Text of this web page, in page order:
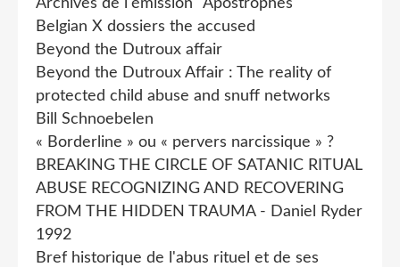
Archives de l'émission "Apostrophes"
Belgian X dossiers the accused
Beyond the Dutroux affair
Beyond the Dutroux Affair : The reality of
protected child abuse and snuff networks
Bill Schnoebelen
« Borderline » ou « pervers narcissique » ?
BREAKING THE CIRCLE OF SATANIC RITUAL
ABUSE RECOGNIZING AND RECOVERING
FROM THE HIDDEN TRAUMA - Daniel Ryder
1992
Bref historique de l'abus rituel et de ses